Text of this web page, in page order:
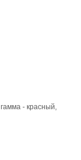
- красный,